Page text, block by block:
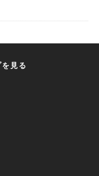
見る